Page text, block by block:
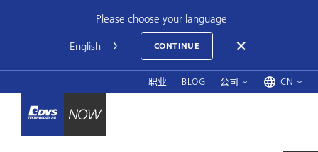
Please choose your language
CONTINUE
职业 BLOG 公司 CN